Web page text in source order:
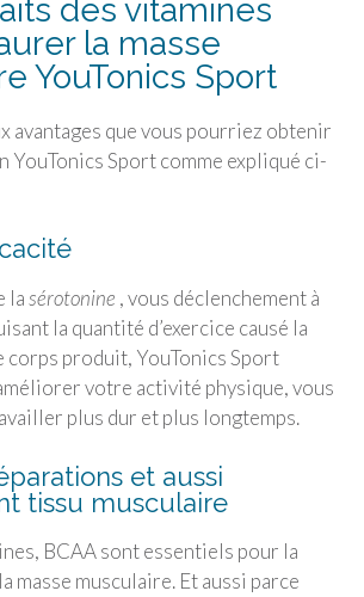
des vitamines
la masse
YouTonics Sport
avantages que vous pourriez obtenir
YouTonics Sportcomme expliqué ci-
lasérotonine , vous déclenchement à
la quantité d’exercice causé la
corps produit, YouTonics Sport
votre activité physique, vous
plus dur et plus longtemps.
et aussi
tissu musculaire
BCAA sont essentiels pour la
masse musculaire. Et aussi parce